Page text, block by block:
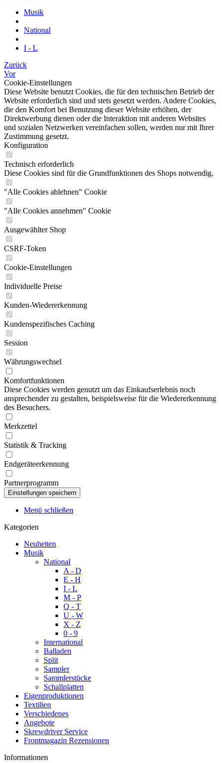
Musik
National
I - L
Zurück
Vor
Cookie-Einstellungen
Diese Website benutzt Cookies, die für den technischen Betrieb der
Website erforderlich sind und stets gesetzt werden. Andere Cookies,
die den Komfort bei Benutzung dieser Website erhöhen, der
Direktwerbung dienen oder die Interaktion mit anderen Websites
und sozialen Netzwerken vereinfachen sollen, werden nur mit Ihrer
Zustimmung gesetzt.
Konfiguration
Technisch erforderlich
Diese Cookies sind für die Grundfunktionen des Shops notwendig.
"Alle Cookies ablehnen" Cookie
"Alle Cookies annehmen" Cookie
Ausgewählter Shop
CSRF-Token
Cookie-Einstellungen
Individuelle Preise
Kunden-Wiedererkennung
Kundenspezifisches Caching
Session
Währungswechsel
Komfortfunktionen
Diese Cookies werden genutzt um das Einkaufserlebnis noch
ansprechender zu gestalten, beispielsweise für die Wiedererkennung
des Besuchers.
Merkzettel
Statistik & Tracking
Endgeräteerkennung
Partnerprogramm
Menü schließen
Kategorien
Neuheiten
Musik
National
A - D
E - H
I - L
M - P
Q - T
U - W
X - Z
0 - 9
International
Balladen
Split
Sampler
Sammlerstücke
Schallplatten
Eigenproduktionen
Textilien
Verschiedenes
Angebote
Skrewdriver Service
Frontmagazin Rezensionen
Informationen